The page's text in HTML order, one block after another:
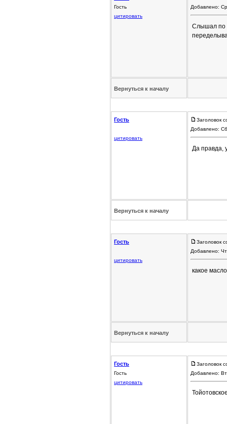
Гость
цитировать
Добавлено:
Слышал по
Вернуться к началу
Гость
цитировать
Заголовок
Добавлено:
Да правда,
Вернуться к началу
Гость
цитировать
Заголовок
Добавлено:
какое
Вернуться к началу
Гость
Гость
цитировать
Заголовок
Добавлено: